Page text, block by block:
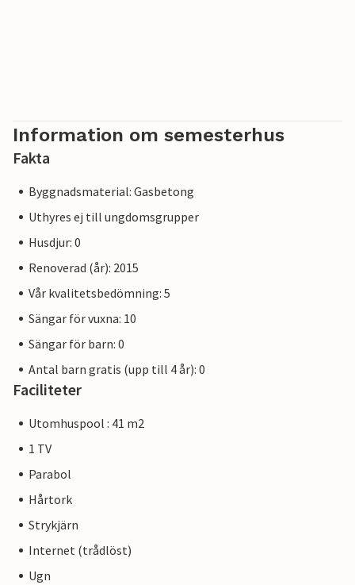
Information om semesterhus
Fakta
Byggnadsmaterial: Gasbetong
Uthyres ej till ungdomsgrupper
Husdjur: 0
Renoverad (år): 2015
Vår kvalitetsbedömning: 5
Sängar för vuxna: 10
Sängar för barn: 0
Antal barn gratis (upp till 4 år): 0
Faciliteter
Utomhuspool : 41 m2
1 TV
Parabol
Hårtork
Strykjärn
Internet (trådlöst)
Ugn